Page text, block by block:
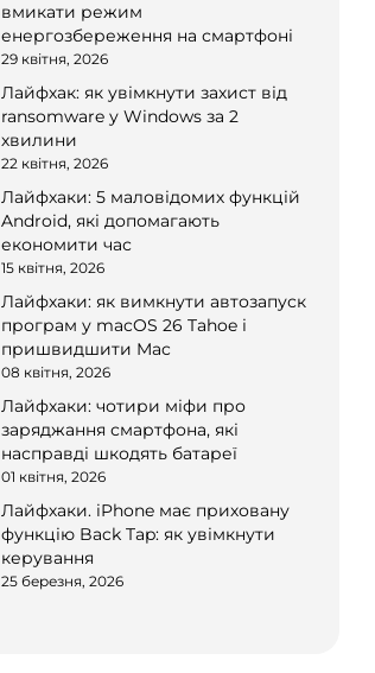
вмикати режим
енергозбереження на смартфоні
29 квітня, 2026
Лайфхак: як увімкнути захист від
ransomware у Windows за 2
хвилини
22 квітня, 2026
Лайфхаки: 5 маловідомих функцій
Android, які допомагають
економити час
15 квітня, 2026
Лайфхаки: як вимкнути автозапуск
програм у macOS 26 Tahoe і
пришвидшити Mac
08 квітня, 2026
Лайфхаки: чотири міфи про
заряджання смартфона, які
насправді шкодять батареї
01 квітня, 2026
Лайфхаки. iPhone має приховану
функцію Back Tap: як увімкнути
керування
25 березня, 2026